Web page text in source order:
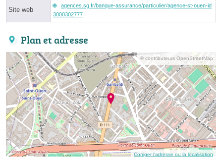
Site web
agences.sg.fr/banque-assurance/particulier/agence-st-ouen-id
3000302777
Plan et adresse
© contributeurs OpenStreetMap
Corriger l’adresse ou la localisation